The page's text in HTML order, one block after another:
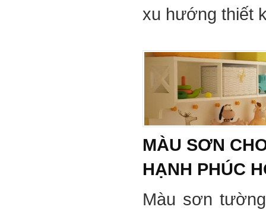
xu hướng thiết
MÀU SƠN
HẠNH PHÚC
Màu sơn